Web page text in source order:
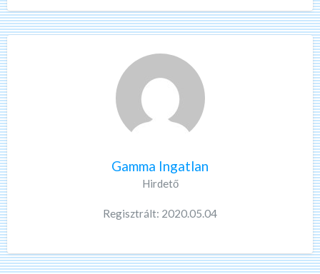
Gamma Ingatlan
Hirdető
Regisztrált: 2020.05.04